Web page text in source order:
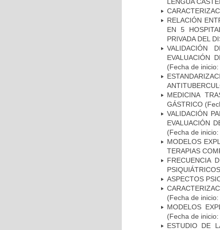
RELACIÓN
EN 5
PRIVADA DEL
VALIDACIÓN
EVALUACIÓN
(Fecha de
MEDICINA
GÁSTRICO
VALIDACIÓN
EVALUACIÓN
(Fecha de
MODELOS
TERAPIAS
FRECUENCIA
ASPECTOS
(Fecha de
MODELOS
(Fecha de
ESTUDIO DE